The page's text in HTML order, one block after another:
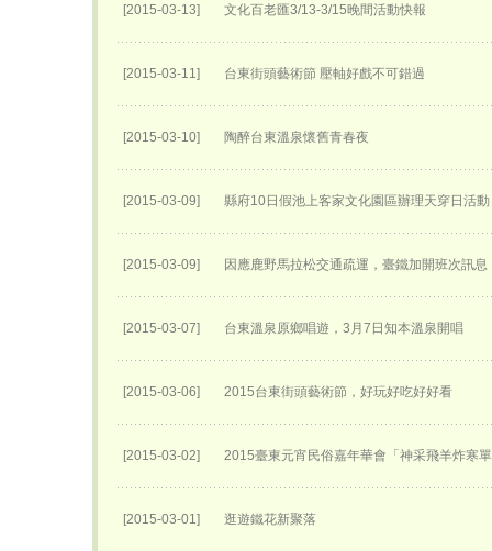
[2015-03-13] 文化百老匯3/13-3/15晚間活動快報
[2015-03-11] 台東街頭藝術節 壓軸好戲不可錯過
[2015-03-10] 陶醉台東溫泉懷舊青春夜
[2015-03-09] 縣府10日假池上客家文化園區辦理天穿日活動
[2015-03-09] 因應鹿野馬拉松交通疏運，臺鐵加開班次訊息
[2015-03-07] 台東溫泉原鄉唱遊，3月7日知本溫泉開唱
[2015-03-06] 2015台東街頭藝術節，好玩好吃好好看
[2015-03-02] 2015臺東元宵民俗嘉年華會「神采飛羊炸寒
[2015-03-01] 逛遊鐵花新聚落